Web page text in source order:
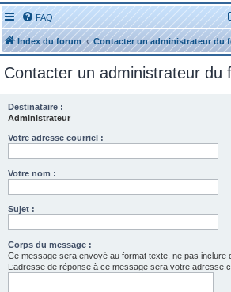
FAQ
Index du forum Contacter un administrateur du
Contacter un administrateur du
Destinataire :
Administrateur
Votre adresse courriel :
Votre nom :
Sujet :
Corps du message :
Ce message sera envoyé au format texte, ne pas inclure
L’adresse de réponse à ce message sera votre adresse